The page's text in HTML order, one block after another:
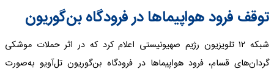
توقف فرود هواپیماها در فرودگاه بن‌گوریون
شبکه ۱۲ تلویزیون رژیم صهیونیستی اعلام کرد که در اثر حملات موشکی
گردان‌های قسام، فرود هواپیماها در فرودگاه بن‌گوریون تل‌آویو به‌صورت